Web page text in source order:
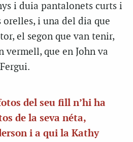
i duia pantalonets curts i
i una del dia que
el segon que van tenir,
vermell, que en John va
.
del seu fill n’hi ha
de la seva néta,
i a qui la Kathy